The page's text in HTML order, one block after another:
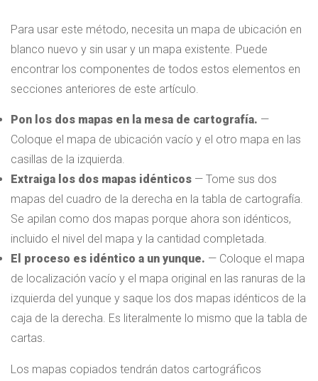
Para usar este método, necesita un mapa de ubicación en
blanco nuevo y sin usar y un mapa existente. Puede
encontrar los componentes de todos estos elementos en
secciones anteriores de este artículo.
Pon los dos mapas en la mesa de cartografía. —
Coloque el mapa de ubicación vacío y el otro mapa en las
casillas de la izquierda.
Extraiga los dos mapas idénticos — Tome sus dos
mapas del cuadro de la derecha en la tabla de cartografía.
Se apilan como dos mapas porque ahora son idénticos,
incluido el nivel del mapa y la cantidad completada.
El proceso es idéntico a un yunque. — Coloque el mapa
de localización vacío y el mapa original en las ranuras de la
izquierda del yunque y saque los dos mapas idénticos de la
caja de la derecha. Es literalmente lo mismo que la tabla de
cartas.
Los mapas copiados tendrán datos cartográficos